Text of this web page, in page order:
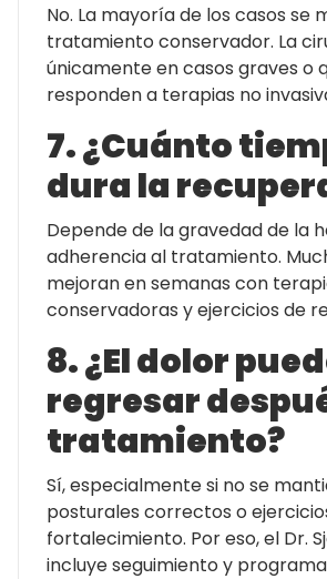
No. La mayoría de los casos se
tratamiento conservador. La
únicamente en casos graves o
responden a terapias no
7. ¿Cuánto
dura la
Depende de la gravedad de la
adherencia al tratamiento.
mejoran en semanas con
conservadoras y ejercicios de
8. ¿El dolor
regresar
tratamiento?
Sí, especialmente si no se
posturales correctos o
fortalecimiento. Por eso, el Dr.
incluye seguimiento y